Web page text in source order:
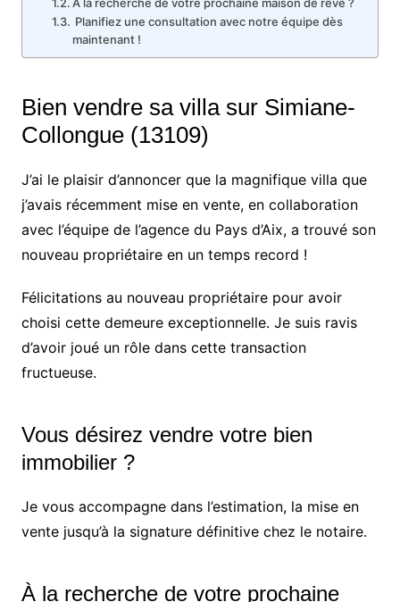
À la recherche de votre prochaine maison de rêve ?
Planifiez une consultation avec notre équipe dès
maintenant !
Bien vendre sa villa sur Simiane-
Collongue (13109)
J’ai le plaisir d’annoncer que la magnifique villa que
j’avais récemment mise en vente, en collaboration
avec l’équipe de l’agence du Pays d’Aix, a trouvé son
nouveau propriétaire en un temps record !
Félicitations au nouveau propriétaire pour avoir
choisi cette demeure exceptionnelle. Je suis ravis
d’avoir joué un rôle dans cette transaction
fructueuse.
Vous désirez vendre votre bien
immobilier ?
Je vous accompagne dans l’estimation, la mise en
vente jusqu’à la signature définitive chez le notaire.
À la recherche de votre prochaine